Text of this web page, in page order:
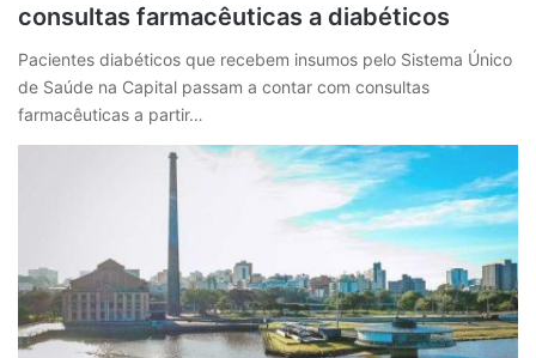
consultas farmacêuticas a diabéticos
Pacientes diabéticos que recebem insumos pelo Sistema Único
de Saúde na Capital passam a contar com consultas
farmacêuticas a partir…